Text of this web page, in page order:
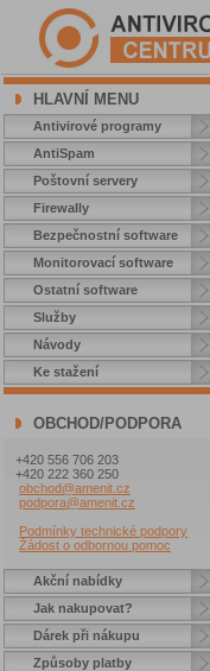
HLAVNÍ MENU
Antivirové programy
AntiSpam
Poštovní servery
Firewally
Bezpečnostní software
Monitorovací software
Ostatní software
Služby
Návody
Ke stažení
OBCHOD/PODPORA
+420 556 706 203
+420 222 360 250
obchod@amenit.cz
podpora@amenit.cz
Podmínky technické podpory
Žádost o odbornou pomoc
Akční nabídky
Jak nakupovat?
Dárek při nákupu
Způsoby platby